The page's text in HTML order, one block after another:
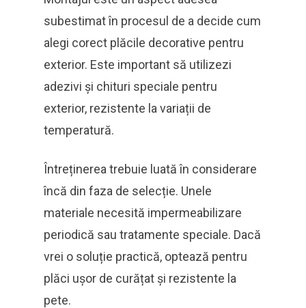
subestimat în procesul de a decide cum
alegi corect plăcile decorative pentru
exterior. Este important să utilizezi
adezivi și chituri speciale pentru
exterior, rezistente la variații de
temperatură.
Întreținerea trebuie luată în considerare
încă din faza de selecție. Unele
materiale necesită impermeabilizare
periodică sau tratamente speciale. Dacă
vrei o soluție practică, optează pentru
plăci ușor de curățat și rezistente la
pete.